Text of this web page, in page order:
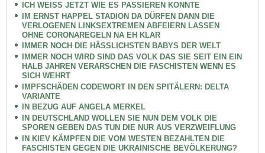
ICH WEISS JETZT WIE ES PASSIEREN KONNTE
IM ERNST HAPPEL STADION DA DÜRFEN DANN DIE
VERLOGENEN LINKSEXTREMEN ABFEIERN LASSEN
OHNE CORONAREGELN NA EH KLAR
IMMER NOCH DIE HÄSSLICHSTEN BABYS DER WELT
IMMER NOCH WIRD SIND DAS VOLK DAS SIE SEIT EIN EIN
HALB JAHREN VERARSCHEN DIE FASCHISTEN WENN ES
SICH WEHRT
IMPFSCHÄDEN CODEWORT IN DEN SPITÄLERN: DELTA
VARIANTE
IN BEZUG AUF ANGELA MERKEL
IN DEUTSCHLAND WOLLEN SIE NUN DEM VOLK DIE
SPOREN GEBEN DAS TUN DIE NUR AUS VERZWEIFLUNG
IN KIEV KÄMPFEN DIE VOM WESTEN BEZAHLTEN DIE
FASCHISTEN GEGEN DIE UKRAINISCHE BEVÖLKERUNG?